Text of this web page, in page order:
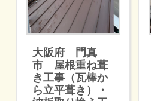
大阪府 門真
市 屋根重ね葺
き工事（瓦棒か
ら立平葺き）・